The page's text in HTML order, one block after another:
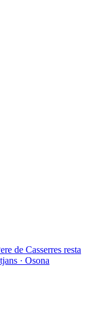
de Casserres resta
· Osona